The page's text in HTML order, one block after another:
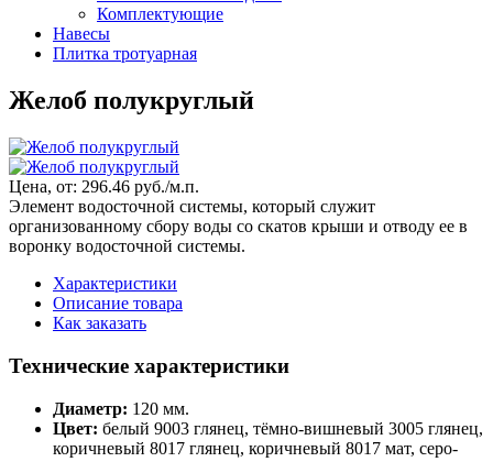
Комплектующие
Навесы
Плитка тротуарная
Желоб полукруглый
Цена, от: 296.46 руб./м.п.
Элемент водосточной системы, который служит
организованному сбору воды со скатов крыши и отводу ее в
воронку водосточной системы.
Характеристики
Описание товара
Как заказать
Технические характеристики
Диаметр: 120 мм.
Цвет: белый 9003 глянец, тёмно-вишневый 3005 глянец,
коричневый 8017 глянец, коричневый 8017 мат, серо-